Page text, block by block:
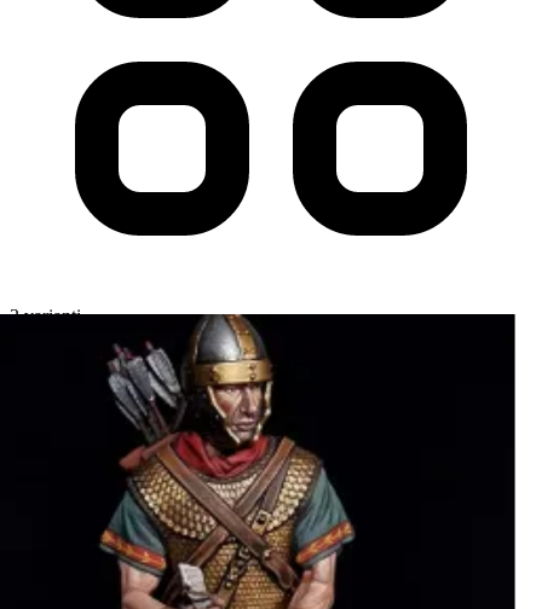
3 varianti